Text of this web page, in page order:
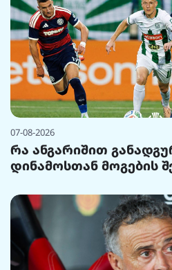
07-08-2026
რა ანგარიშით
დინამოსთან მოგების